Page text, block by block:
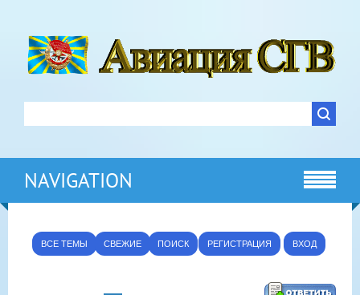
NAVIGATION
ВСЕ ТЕМЫ СВЕЖИЕ ПОИСК РЕГИСТРАЦИЯ ВХОД